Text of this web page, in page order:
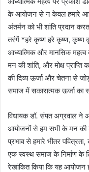
के आयोजन से न केवल हमारे
अंतर्मन को भी शांति प्रदान
तरंगें *हरे कृष्ण हरे कृष्ण, कृष्ण
आध्यात्मिक और मानसिक
मन की शांति, और मोक्ष
की दिव्य ऊर्जा और चेतना से
समाज में सकारात्मक ऊर्जा का
विधायक डॉ. संपत अग्रवाल ने
आयोजनों से हम सभी के मन की
प्रभाव से हमारे भीतर
एक स्वस्थ समाज के निर्माण के
रेखांकित किया कि यह आयोजन